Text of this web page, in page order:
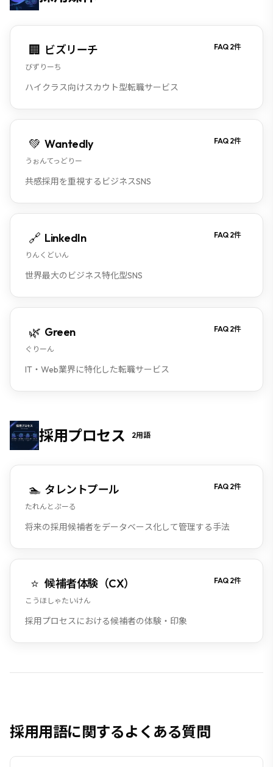
🏢 ビズリーチ
びずりーち
FAQ 2件
ハイクラス向けスカウト型転職サービス
💚 Wantedly
うぉんてっどりー
FAQ 2件
共感採用を重視するビジネスSNS
🔗 LinkedIn
りんくどいん
FAQ 2件
世界最大のビジネス特化型SNS
🌿 Green
ぐりーん
FAQ 2件
IT・Web業界に特化した転職サービス
採用プロセス 2用語
🏊 タレントプール
たれんとぷーる
FAQ 2件
将来の採用候補者をデータベース化して管理する手法
⭐ 候補者体験（CX）
こうほしゃたいけん
FAQ 2件
採用プロセスにおける候補者の体験・印象
採用用語に関するよくある質問